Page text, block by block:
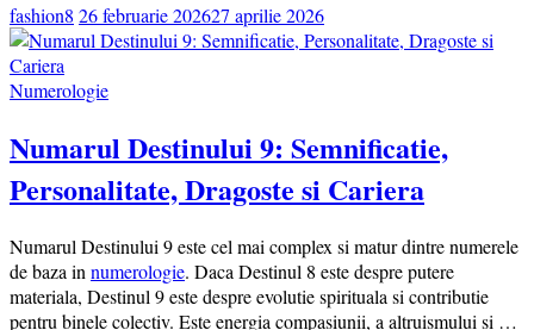
fashion8 26 februarie 202627 aprilie 2026
Numerologie
Numarul Destinului 9: Semnificatie,
Personalitate, Dragoste si Cariera
Numarul Destinului 9 este cel mai complex si matur dintre numerele
de baza in numerologie. Daca Destinul 8 este despre putere
materiala, Destinul 9 este despre evolutie spirituala si contributie
pentru binele colectiv. Este energia compasiunii, a altruismului si …